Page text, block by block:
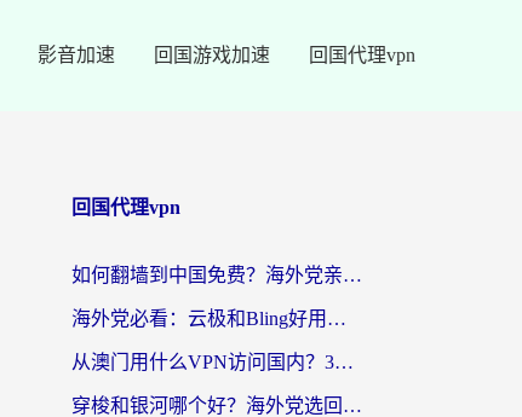
影音加速 回国游戏加速 回国代理vpn
回国代理vpn
如何翻墙到中国免费？海外党亲测：从踩坑到选对加速器的全攻略
海外党必看：云极和Bling好用吗？3分钟教你选对回国加速器
从澳门用什么VPN访问国内？3个实用标准帮你避开坑，无缝刷剧听歌
穿梭和银河哪个好？海外党选回国加速器的避坑指南，附番茄加速器实测体验